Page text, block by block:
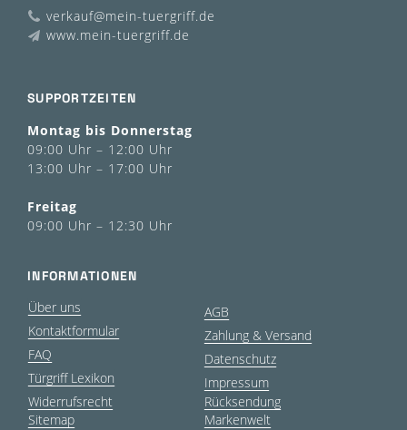
verkauf@mein-tuergriff.de
www.mein-tuergriff.de
SUPPORTZEITEN
Montag bis Donnerstag
09:00 Uhr – 12:00 Uhr
13:00 Uhr – 17:00 Uhr
Freitag
09:00 Uhr – 12:30 Uhr
INFORMATIONEN
Über uns
Kontaktformular
FAQ
Türgriff Lexikon
Widerrufsrecht
Sitemap
AGB
Zahlung & Versand
Datenschutz
Impressum
Rücksendung
Markenwelt